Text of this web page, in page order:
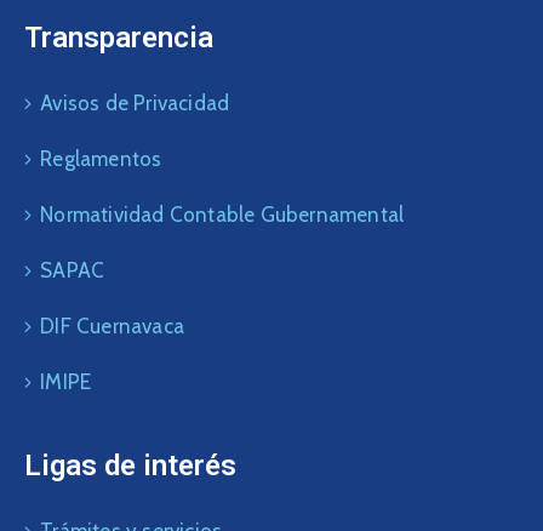
Transparencia
Avisos de Privacidad
Reglamentos
Normatividad Contable Gubernamental
SAPAC
DIF Cuernavaca
IMIPE
Ligas de interés